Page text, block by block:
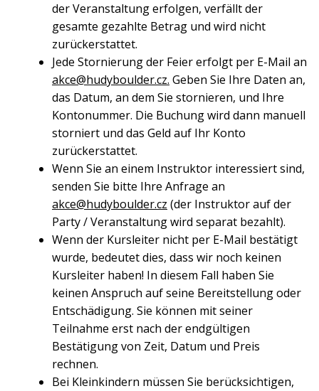
der Veranstaltung erfolgen, verfällt der
gesamte gezahlte Betrag und wird nicht
zurückerstattet.
Jede Stornierung der Feier erfolgt per E-Mail an
akce@hudyboulder.cz. Geben Sie Ihre Daten an,
das Datum, an dem Sie stornieren, und Ihre
Kontonummer. Die Buchung wird dann manuell
storniert und das Geld auf Ihr Konto
zurückerstattet.
Wenn Sie an einem Instruktor interessiert sind,
senden Sie bitte Ihre Anfrage an
akce@hudyboulder.cz (der Instruktor auf der
Party / Veranstaltung wird separat bezahlt).
Wenn der Kursleiter nicht per E-Mail bestätigt
wurde, bedeutet dies, dass wir noch keinen
Kursleiter haben! In diesem Fall haben Sie
keinen Anspruch auf seine Bereitstellung oder
Entschädigung. Sie können mit seiner
Teilnahme erst nach der endgültigen
Bestätigung von Zeit, Datum und Preis
rechnen.
Bei Kleinkindern müssen Sie berücksichtigen,